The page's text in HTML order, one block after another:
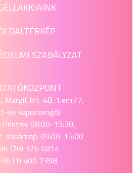
SZABÁLYZAT
Margit krt. 48. 1.em./7.
es kapucsengő)
08:00-15:30,
Vasárnap: 09:00-15:00
(70) 326 4014
(1) 400 7398